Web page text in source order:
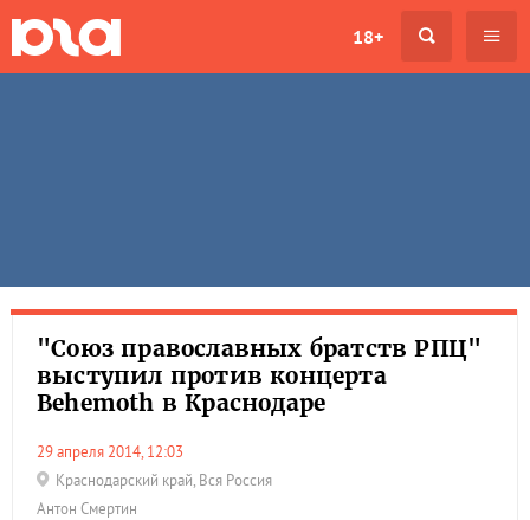
18+
"Союз православных братств РПЦ"
выступил против концерта
Behemoth в Краснодаре
29 апреля 2014, 12:03
Краснодарский край, Вся Россия
Антон Смертин